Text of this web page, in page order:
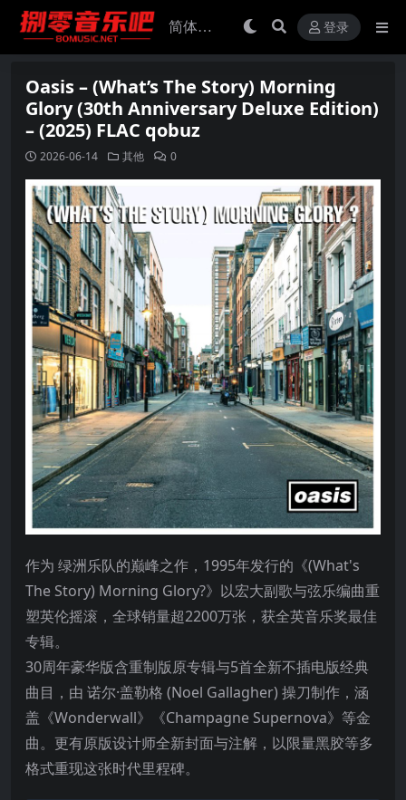
登录
Oasis – (What’s The Story) Morning
Glory (30th Anniversary Deluxe Edition)
– (2025) FLAC qobuz
2026-06-14 其他 0
作为 绿洲乐队的巅峰之作，1995年发行的《(What's
The Story) Morning Glory?》以宏大副歌与弦乐编曲重
塑英伦摇滚，全球销量超2200万张，获全英音乐奖最佳
专辑。
30周年豪华版含重制版原专辑与5首全新不插电版经典
曲目，由 诺尔·盖勒格 (Noel Gallagher) 操刀制作，涵
盖《Wonderwall》《Champagne Supernova》等金
曲。更有原版设计师全新封面与注解，以限量黑胶等多
格式重现这张时代里程碑。